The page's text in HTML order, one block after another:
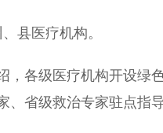
县医疗机构。
各级医疗机构开设绿
省级救治专家驻点指